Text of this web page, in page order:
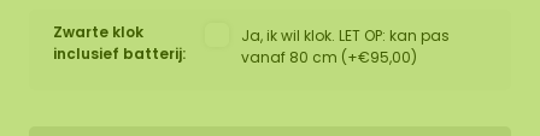
Zwarte klok
inclusief batterij:
Ja, ik wil klok. LET OP: kan pas
vanaf 80 cm (+€95,00)